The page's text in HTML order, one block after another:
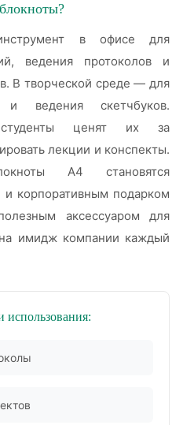
в офисе для
ведения протоколов и
В творческой среде — для
и ведения скетчбуков.
ценят их за
лекции и конспекты.
А4 становятся
корпоративным подарком
аксессуаром для
на имидж компании каждый
использования: